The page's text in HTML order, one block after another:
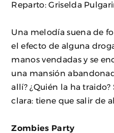
Reparto: Griselda
Una melodía suena de
el efecto de alguna
manos vendadas y se
una mansión
allí? ¿Quién la ha
clara: tiene que salir de
Zombies Party